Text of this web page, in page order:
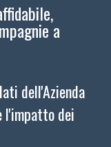
a
dell'Azienda
l'impatto dei